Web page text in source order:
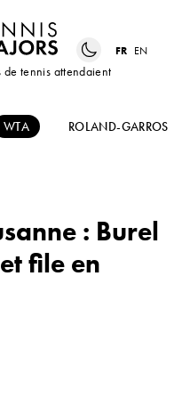
de tennis attendaient
FR EN
WTA ROLAND-GARROS
: Burel
file en